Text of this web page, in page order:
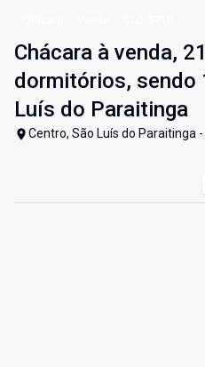
Chácara à venda,
dormitórios, sendo
Luís do Paraitinga
Centro, São Luís do Paraitinga -